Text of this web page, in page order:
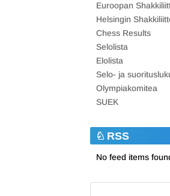
Euroopan
Helsingin
Chess Results
Selolista
Elolista
Selo- ja
Olympiakomitea
SUEK
RSS
No feed items